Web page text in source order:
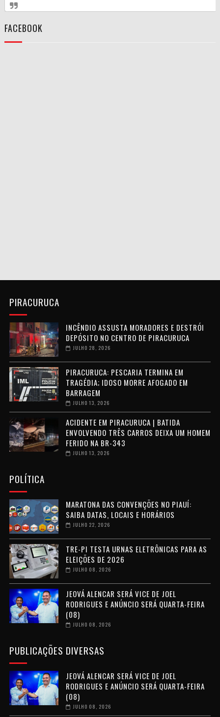
FACEBOOK
PIRACURUCA
INCÊNDIO ASSUSTA MORADORES E DESTRÓI
DEPÓSITO NO CENTRO DE PIRACURUCA
JULHO 28, 2026
PIRACURUCA: PESCARIA TERMINA EM
TRAGÉDIA; IDOSO MORRE AFOGADO EM
BARRAGEM
JULHO 13, 2026
ACIDENTE EM PIRACURUCA | BATIDA
ENVOLVENDO TRÊS CARROS DEIXA UM HOMEM
FERIDO NA BR-343
JULHO 13, 2026
POLÍTICA
MARATONA DAS CONVENÇÕES NO PIAUÍ:
SAIBA DATAS, LOCAIS E HORÁRIOS
JULHO 22, 2026
TRE-PI TESTA URNAS ELETRÔNICAS PARA AS
ELEIÇÕES DE 2026
JULHO 08, 2026
JEOVÁ ALENCAR SERÁ VICE DE JOEL
RODRIGUES E ANÚNCIO SERÁ QUARTA-FEIRA
(08)
JULHO 08, 2026
PUBLICAÇÕES DIVERSAS
JEOVÁ ALENCAR SERÁ VICE DE JOEL
RODRIGUES E ANÚNCIO SERÁ QUARTA-FEIRA
(08)
JULHO 08, 2026